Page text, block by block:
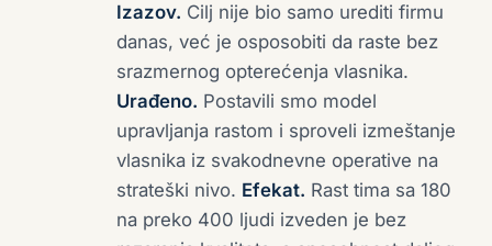
Izazov. Cilj nije bio samo urediti firmu
danas, već je osposobiti da raste bez
srazmernog opterećenja vlasnika.
Urađeno. Postavili smo model
upravljanja rastom i sproveli izmeštanje
vlasnika iz svakodnevne operative na
strateški nivo. Efekat. Rast tima sa 180
na preko 400 ljudi izveden je bez